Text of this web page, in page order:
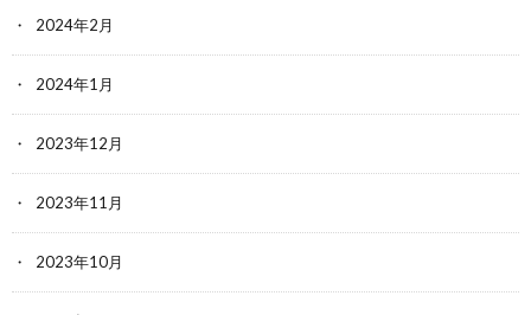
2024年2月
2024年1月
2023年12月
2023年11月
2023年10月